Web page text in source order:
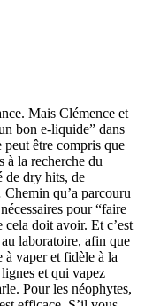
Mais Clémence et
bon e-liquide” dans
peut être compris que
à la recherche du
dry hits, de
qu’a parcouru
pour “faire
doit avoir. Et c’est
laboratoire, afin que
vaper et fidèle à la
et qui vapez
Pour les néophytes,